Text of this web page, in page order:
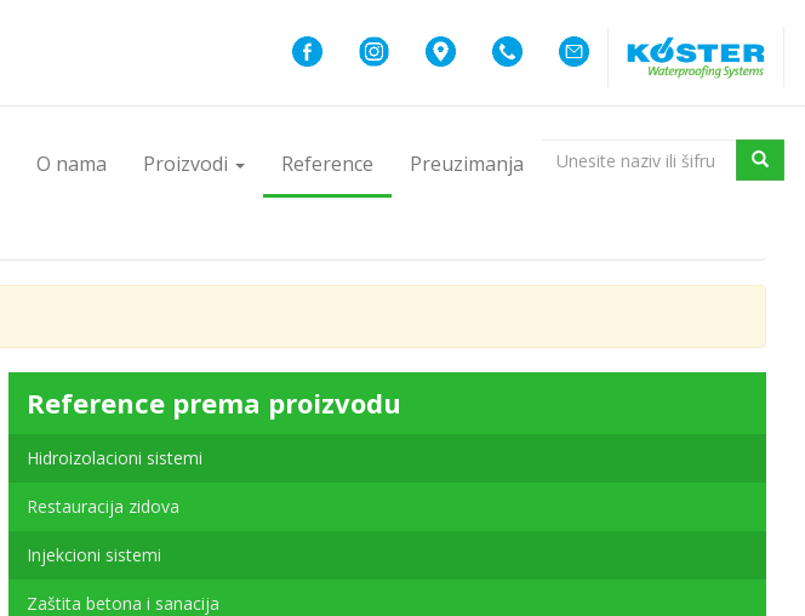
O nama Proizvodi Reference Preuzimanja
Reference prema proizvodu
Hidroizolacioni sistemi
Restauracija zidova
Injekcioni sistemi
Zaštita betona i sanacija